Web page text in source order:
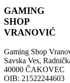
GAMING
SHOP
VRANOVIĆ
Gaming Shop
Savska Ves,
40000 ČAKOVEC
OIB: 21522244603